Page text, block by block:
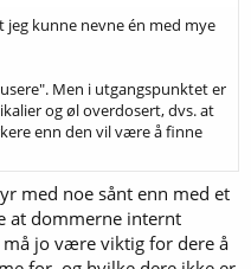
kunne nevne én med mye
Men i utgangspunktet er
og øl overdosert, dvs. at
enn den vil være å finne
med noe sånt enn med et
at dommerne internt
må jo være viktig for dere å